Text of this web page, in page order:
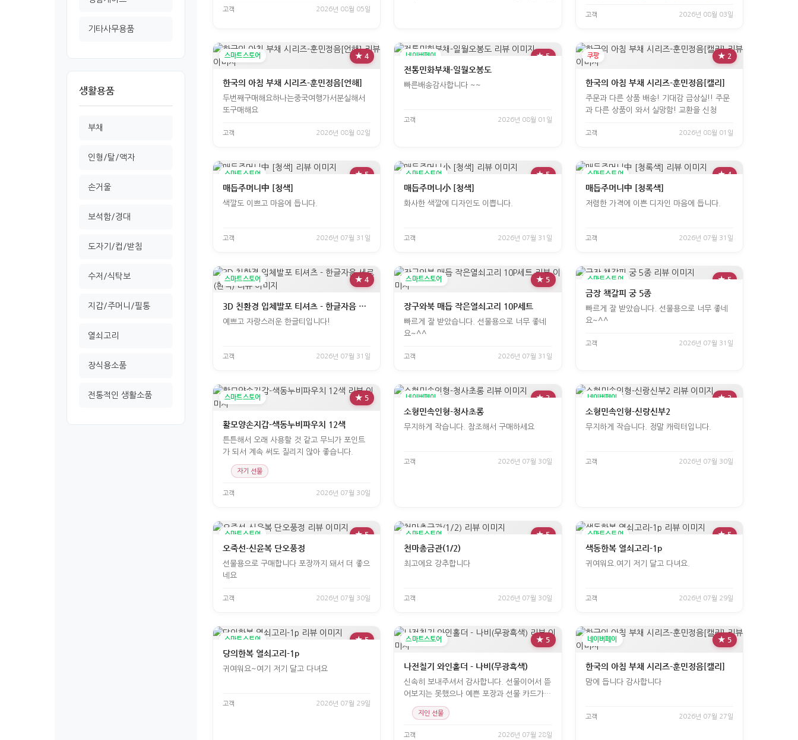
기타사무용품
생활용품
부채
인형/탈/액자
손거울
보석함/경대
도자기/컵/받침
수저/식탁보
지갑/주머니/필통
열쇠고리
장식용소품
전통적인 생활소품
고객 2026년 08월 05일
고객 2026년 08월 03일
스마트스토어 ★ 4
한국의 아침 부채 시리즈-훈민정음[언해]
두번째구매해요하나는중국여행가서분실해서
또구매해요
고객 2026년 08월 02일
네이버페이 ★ 5
전통민화부채-일월오봉도
빠른배송감사합니다 ~~
고객 2026년 08월 01일
쿠팡 ★ 2
한국의 아침 부채 시리즈-훈민정음[캘리]
주문과 다른 상품 배송! 기대감 급상실!! 주문
과 다른 상품이 와서 실망함! 교환을 신청
고객 2026년 08월 01일
스마트스토어 ★ 5
매듭주머니中 [청색]
색깔도 이쁘고 마음에 듭니다.
고객 2026년 07월 31일
스마트스토어 ★ 5
매듭주머니小 [청색]
화사한 색깔에 디자인도 이쁩니다.
고객 2026년 07월 31일
스마트스토어 ★ 4
매듭주머니中 [청록색]
저렴한 가격에 이쁜 디자인 마음에 듭니다.
고객 2026년 07월 31일
스마트스토어 ★ 4
3D 친환경 입체발포 티셔츠 - 한글자음 세로(흰색)
예쁘고 자랑스러운 한글티입니다!
고객 2026년 07월 31일
스마트스토어 ★ 5
장구와북 매듭 작은열쇠고리 10P세트
빠르게 잘 받았습니다. 선물용으로 너무 좋네
요~^^
고객 2026년 07월 31일
스마트스토어 ★ 5
금장 책갈피 궁 5종
빠르게 잘 받았습니다. 선물용으로 너무 좋네
요~^^
고객 2026년 07월 31일
스마트스토어 ★ 5
활모양손지갑-색동누비파우치 12색
튼튼해서 오래 사용할 것 같고 무늬가 포인트
가 되서 계속 써도 질리지 않아 좋습니다.
자기 선물
고객 2026년 07월 30일
네이버페이 ★ 3
소형민속인형-청사초롱
무지하게 작습니다. 참조해서 구매하세요
고객 2026년 07월 30일
네이버페이 ★ 3
소형민속인형-신랑신부2
무지하게 작습니다. 정말 캐릭터입니다.
고객 2026년 07월 30일
스마트스토어 ★ 5
오죽선-신윤복 단오풍정
선물용으로 구매합니다 포장까지 돼서 더 좋으
네요
고객 2026년 07월 30일
스마트스토어 ★ 5
천마총금관(1/2)
최고에요 강추합니다
고객 2026년 07월 30일
스마트스토어 ★ 5
색동한복 열쇠고리-1p
귀여워요.여기 저기 달고 다녀요.
고객 2026년 07월 29일
스마트스토어 ★ 5
당의한복 열쇠고리-1p
귀여워요~여기 저기 달고 다녀요
고객 2026년 07월 29일
스마트스토어 ★ 5
나전칠기 와인홀더 - 나비(무광흑색)
신속히 보내주셔서 감사합니다. 선물이어서 뜯
어보지는 못했으나 예쁜 포장과 선물 카드가
있어
지인 선물
고객 2026년 07월 28일
네이버페이 ★ 5
한국의 아침 부채 시리즈-훈민정음[캘리]
맘에 듭니다 감사합니다
고객 2026년 07월 27일